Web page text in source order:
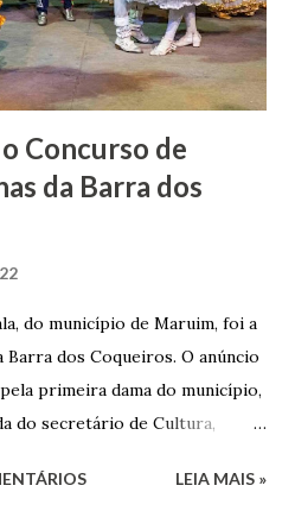
que foi inaugurada em 1862 e
de Vasconcelos. A Igreja
Concurso de
da Barra dos
do município de Maruim, foi a
dos Coqueiros. O anúncio
primeira dama do município,
do secretário de Cultura,
Júnior, e na presença dos
LEIA MAIS »